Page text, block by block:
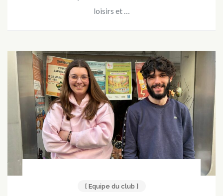
loisirs et …
[ Equipe du club ]